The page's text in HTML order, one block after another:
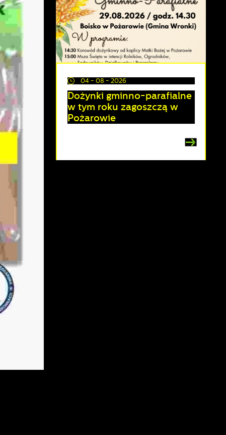
04 - 08 - 2026
Dożynki gminno-parafialne
w tym roku zagoszczą w
Pożarowie